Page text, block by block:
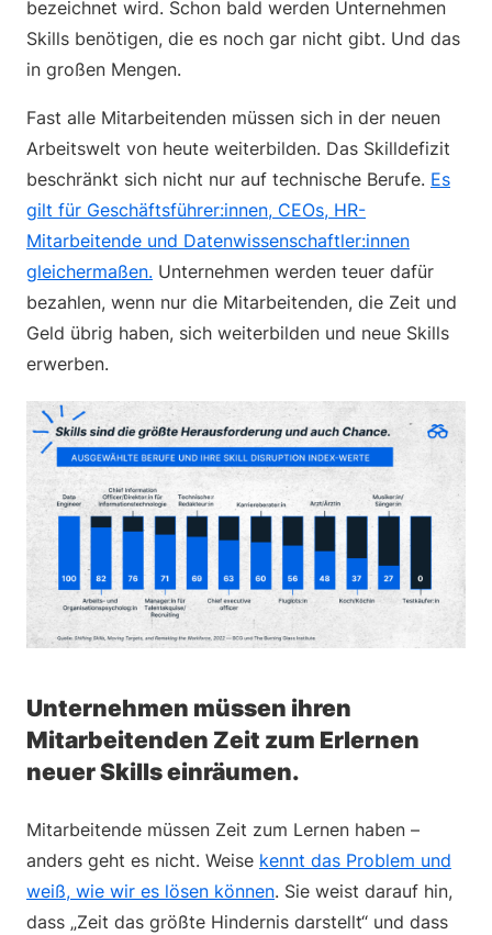
bezeichnet wird. Schon bald werden Unternehmen
Skills benötigen, die es noch gar nicht gibt. Und das
in großen Mengen.
Fast alle Mitarbeitenden müssen sich in der neuen
Arbeitswelt von heute weiterbilden. Das Skilldefizit
beschränkt sich nicht nur auf technische Berufe. Es
gilt für Geschäftsführer:innen, CEOs, HR-
Mitarbeitende und Datenwissenschaftler:innen
gleichermaßen. Unternehmen werden teuer dafür
bezahlen, wenn nur die Mitarbeitenden, die Zeit und
Geld übrig haben, sich weiterbilden und neue Skills
erwerben.
Unternehmen müssen ihren
Mitarbeitenden Zeit zum Erlernen
neuer Skills einräumen.
Mitarbeitende müssen Zeit zum Lernen haben –
anders geht es nicht. Weise kennt das Problem und
weiß, wie wir es lösen können. Sie weist darauf hin,
dass „Zeit das größte Hindernis darstellt“ und dass